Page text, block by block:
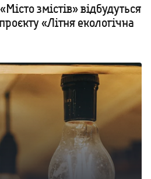
змістів» відбудуться
«Літня екологічна